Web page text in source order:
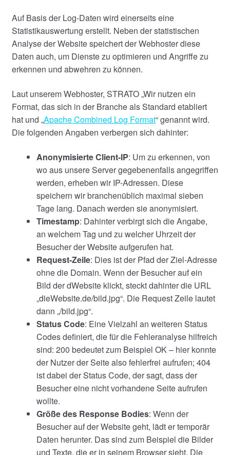
Auf Basis der Log-Daten wird einerseits eine
Statistikauswertung erstellt. Neben der statistischen
Analyse der Website speichert der Webhoster diese
Daten auch, um Dienste zu optimieren und Angriffe zu
erkennen und abwehren zu können.
Laut unserem Webhoster, STRATO „Wir nutzen ein
Format, das sich in der Branche als Standard etabliert
hat und „Apache Combined Log Format“ genannt wird.
Die folgenden Angaben verbergen sich dahinter:
Anonymisierte Client-IP: Um zu erkennen, von
wo aus unsere Server gegebenenfalls angegriffen
werden, erheben wir IP-Adressen. Diese
speichern wir branchenüblich maximal sieben
Tage lang. Danach werden sie anonymisiert.
Timestamp: Dahinter verbirgt sich die Angabe,
an welchem Tag und zu welcher Uhrzeit der
Besucher der Website aufgerufen hat.
Request-Zeile: Dies ist der Pfad der Ziel-Adresse
ohne die Domain. Wenn der Besucher auf ein
Bild der dWebsite klickt, steckt dahinter die URL
„dieWebsite.de/bild.jpg“. Die Request Zeile lautet
dann „/bild.jpg“.
Status Code: Eine Vielzahl an weiteren Status
Codes definiert, die für die Fehleranalyse hilfreich
sind: 200 bedeutet zum Beispiel OK – hier konnte
der Nutzer der Seite also fehlerfrei aufrufen; 404
ist dabei der Status Code, der sagt, dass der
Besucher eine nicht vorhandene Seite aufrufen
wollte.
Größe des Response Bodies: Wenn der
Besucher auf der Website geht, lädt er temporär
Daten herunter. Das sind zum Beispiel die Bilder
und Texte, die er in seinem Browser sieht. Die